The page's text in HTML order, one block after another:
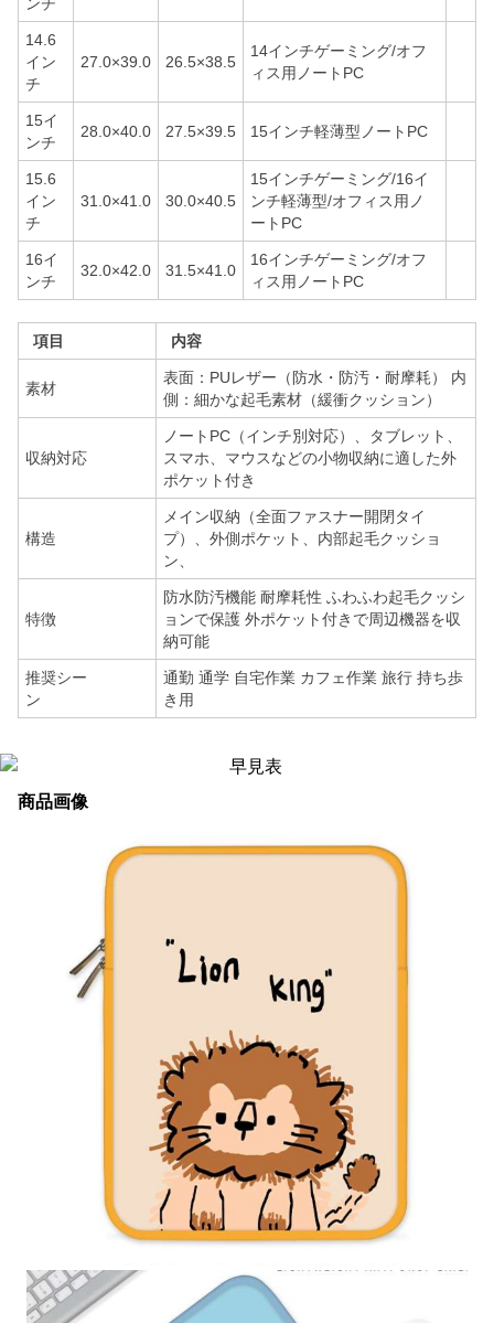
14.6
イン
チ
27.0×39.0 26.5×38.5
14インチゲーミング/オフ
ィス用ノートPC
15イ
ンチ
28.0×40.0 27.5×39.5 15インチ軽薄型ノートPC
15.6
イン
チ
31.0×41.0 30.0×40.5
15インチゲーミング/16イ
ンチ軽薄型/オフィス用ノ
ートPC
16イ
ンチ
32.0×42.0 31.5×41.0
16インチゲーミング/オフ
ィス用ノートPC
項目 内容
素材
表面：PUレザー（防水・防汚・耐摩耗） 内
側：細かな起毛素材（緩衝クッション）
収納対応
ノートPC（インチ別対応）、タブレット、
スマホ、マウスなどの小物収納に適した外
ポケット付き
構造
メイン収納（全面ファスナー開閉タイ
プ）、外側ポケット、内部起毛クッショ
ン、
特徴
防水防汚機能 耐摩耗性 ふわふわ起毛クッシ
ョンで保護 外ポケット付きで周辺機器を収
納可能
推奨シー
ン
通勤 通学 自宅作業 カフェ作業 旅行 持ち歩
き用
商品画像